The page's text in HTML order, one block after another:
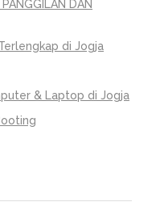
DAN
di Jogja
& Laptop di Jogja